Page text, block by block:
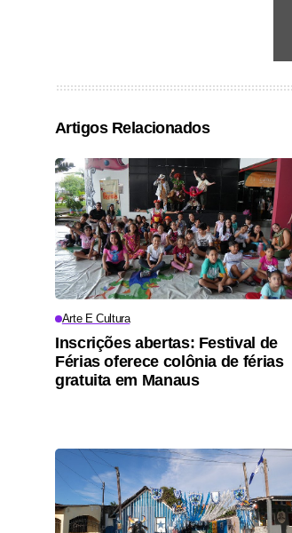
Artigos Relacionados
Arte E Cultura
Inscrições abertas: Festival de
Férias oferece colônia de férias
gratuita em Manaus